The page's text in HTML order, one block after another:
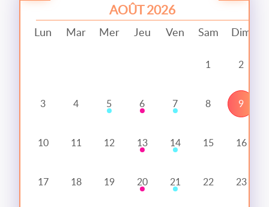
AOÛT 2026
Lun Mar Mer Jeu Ven Sam Dim
1 2
3 4 5 6 7 8 9
10 11 12 13 14 15 16
17 18 19 20 21 22 23